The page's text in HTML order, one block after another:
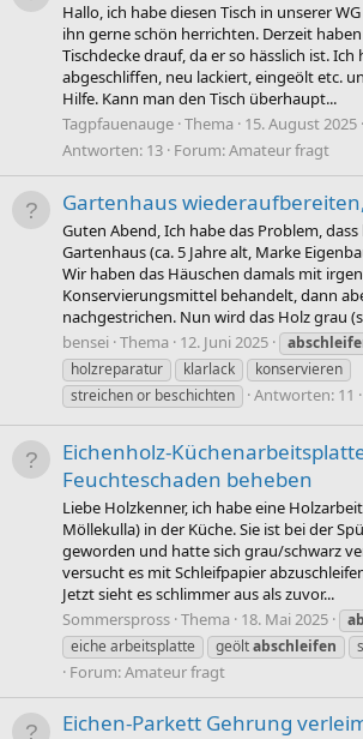
Hallo, ich habe diesen Tisch in unserer
ihn gerne schön herrichten. Derzeit
Tischdecke drauf, da er so hässlich ist.
abgeschliffen, neu lackiert, eingeölt etc.
Hilfe. Kann man den Tisch überhaupt...
Tagpfauenauge Thema 15. August 2025
Antworten: 13 Forum:Amateur fragt
Gartenhaus
Guten Abend, Ich habe das Problem,
Gartenhaus (ca. 5 Jahre alt, Marke
Wir haben das Häuschen damals mit
Konservierungsmittel behandelt, dann
nachgestrichen. Nun wird das Holz grau
bensei Thema 12. Juni 2025
holzreparatur
klarlack
konservieren
streichen or beschichten
Antworten: 11
Eichenholz-
Feuchteschaden beheben
Liebe Holzkenner, ich habe eine
Möllekulla) in der Küche. Sie ist bei der
geworden und hatte sich grau/schwarz
versucht es mit Schleifpapier
Jetzt sieht es schlimmer aus als zuvor...
Sommerspross Thema 18. Mai 2025
eiche arbeitsplatte
geöltabschleifen
Forum:Amateur fragt
Eichen-Parkett Gehrung